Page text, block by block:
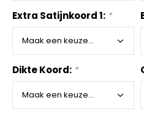
Extra Satijnkoord 1: *
Dikte Koord: *